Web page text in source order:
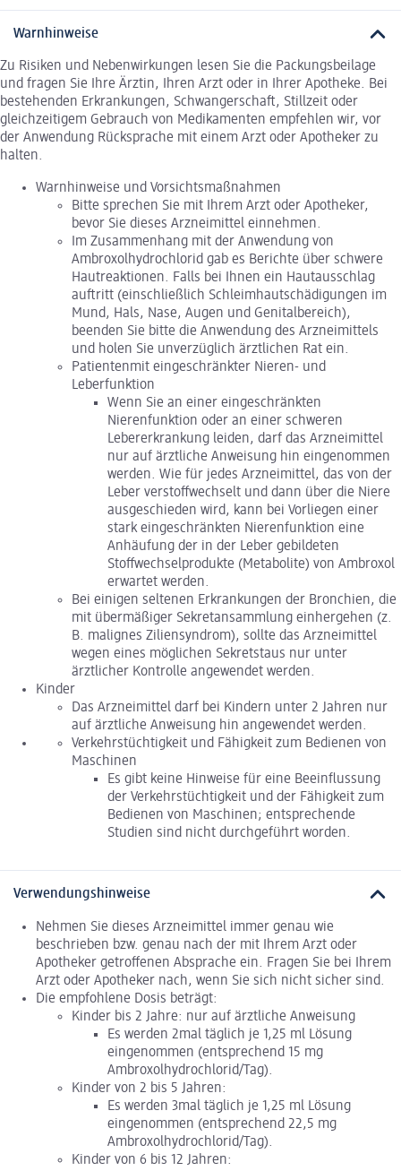
Warnhinweise
Zu Risiken und Nebenwirkungen lesen Sie die Packungsbeilage
und fragen Sie Ihre Ärztin, Ihren Arzt oder in Ihrer Apotheke. Bei
bestehenden Erkrankungen, Schwangerschaft, Stillzeit oder
gleichzeitigem Gebrauch von Medikamenten empfehlen wir, vor
der Anwendung Rücksprache mit einem Arzt oder Apotheker zu
halten.
Warnhinweise und Vorsichtsmaßnahmen
Bitte sprechen Sie mit Ihrem Arzt oder Apotheker,
bevor Sie dieses Arzneimittel einnehmen.
Im Zusammenhang mit der Anwendung von
Ambroxolhydrochlorid gab es Berichte über schwere
Hautreaktionen. Falls bei Ihnen ein Hautausschlag
auftritt (einschließlich Schleimhautschädigungen im
Mund, Hals, Nase, Augen und Genitalbereich),
beenden Sie bitte die Anwendung des Arzneimittels
und holen Sie unverzüglich ärztlichen Rat ein.
Patientenmit eingeschränkter Nieren- und
Leberfunktion
Wenn Sie an einer eingeschränkten
Nierenfunktion oder an einer schweren
Lebererkrankung leiden, darf das Arzneimittel
nur auf ärztliche Anweisung hin eingenommen
werden. Wie für jedes Arzneimittel, das von der
Leber verstoffwechselt und dann über die Niere
ausgeschieden wird, kann bei Vorliegen einer
stark eingeschränkten Nierenfunktion eine
Anhäufung der in der Leber gebildeten
Stoffwechselprodukte (Metabolite) von Ambroxol
erwartet werden.
Bei einigen seltenen Erkrankungen der Bronchien, die
mit übermäßiger Sekretansammlung einhergehen (z.
B. malignes Ziliensyndrom), sollte das Arzneimittel
wegen eines möglichen Sekretstaus nur unter
ärztlicher Kontrolle angewendet werden.
Kinder
Das Arzneimittel darf bei Kindern unter 2 Jahren nur
auf ärztliche Anweisung hin angewendet werden.
Verkehrstüchtigkeit und Fähigkeit zum Bedienen von
Maschinen
Es gibt keine Hinweise für eine Beeinflussung
der Verkehrstüchtigkeit und der Fähigkeit zum
Bedienen von Maschinen; entsprechende
Studien sind nicht durchgeführt worden.
Verwendungshinweise
Nehmen Sie dieses Arzneimittel immer genau wie
beschrieben bzw. genau nach der mit Ihrem Arzt oder
Apotheker getroffenen Absprache ein. Fragen Sie bei Ihrem
Arzt oder Apotheker nach, wenn Sie sich nicht sicher sind.
Die empfohlene Dosis beträgt:
Kinder bis 2 Jahre: nur auf ärztliche Anweisung
Es werden 2mal täglich je 1,25 ml Lösung
eingenommen (entsprechend 15 mg
Ambroxolhydrochlorid/Tag).
Kinder von 2 bis 5 Jahren:
Es werden 3mal täglich je 1,25 ml Lösung
eingenommen (entsprechend 22,5 mg
Ambroxolhydrochlorid/Tag).
Kinder von 6 bis 12 Jahren: